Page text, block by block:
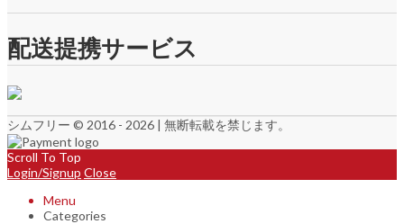
配送提携サービス
シムフリー © 2016 - 2026 | 無断転載を禁じます。
Scroll To Top
Login/Signup Close
Menu
Categories